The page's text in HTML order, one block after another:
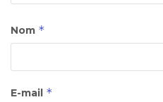
Nom *
E-mail *